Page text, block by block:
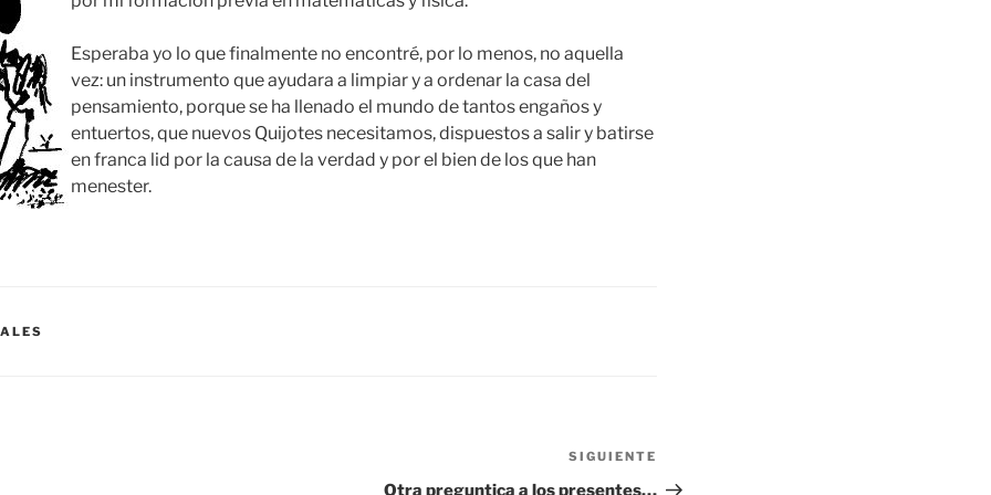
Esperaba yo lo que finalmente no encontré, por lo menos, no aquella
vez: un instrumento que ayudara a limpiar y a ordenar la casa del
pensamiento, porque se ha llenado el mundo de tantos engaños y
entuertos, que nuevos Quijotes necesitamos, dispuestos a salir y batirse
en franca lid por la causa de la verdad y por el bien de los que han
menester.
entrada
SIGUIENTE
Otra preguntica a los presentes…